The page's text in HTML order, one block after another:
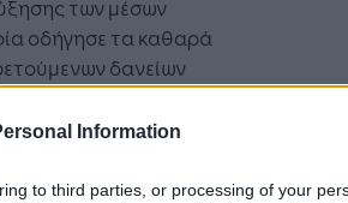
Information
to third parties, or processing of your
των μέσων
οδήγησε τα καθαρά
δανείων
Το καθαρό επιτοκιακό
326 μ.β.,